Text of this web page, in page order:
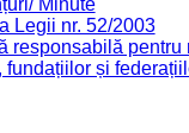
Minute
Legii nr. 52/2003
responsabilă
și